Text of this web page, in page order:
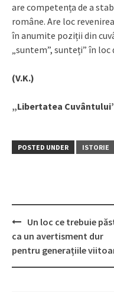
are competența de a
române. Are loc
în anumite poziții din
„suntem”, sunteți” în
(V.K.)
„Libertatea
POSTED UNDER ISTORIE
Post
navigation
Un loc ce trebuie
ca un avertisment dur
pentru generațiile